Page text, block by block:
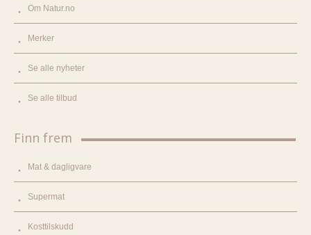
Om Natur.no
Merker
Se alle nyheter
Se alle tilbud
Finn frem
Mat & dagligvare
Supermat
Kosttilskudd